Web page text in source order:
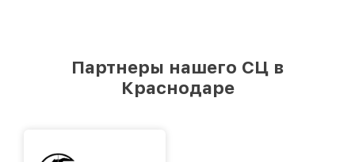
Партнеры нашего СЦ в
Краснодаре